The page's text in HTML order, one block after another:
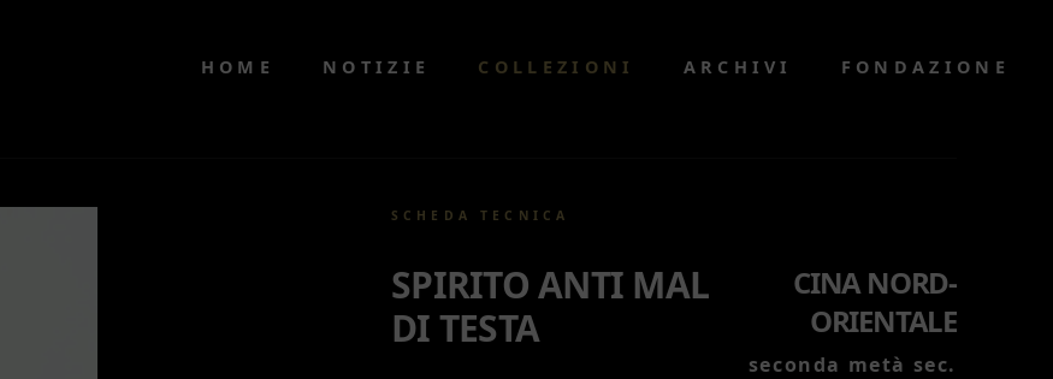
HOME NOTIZIE COLLEZIONI ARCHIVI FONDAZIONE
SCHEDA TECNICA
SPIRITO ANTI MAL
DI TESTA
CINA NORD-
ORIENTALE
seconda metà sec.